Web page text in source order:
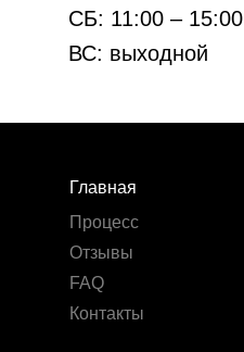
СБ: 11:00 – 15:00
ВС: выходной
Главная
Процесс
Отзывы
FAQ
Контакты